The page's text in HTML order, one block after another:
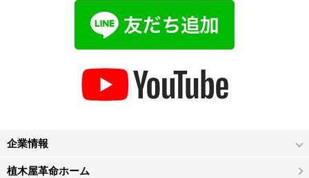
企業情報
植木屋革命ホーム